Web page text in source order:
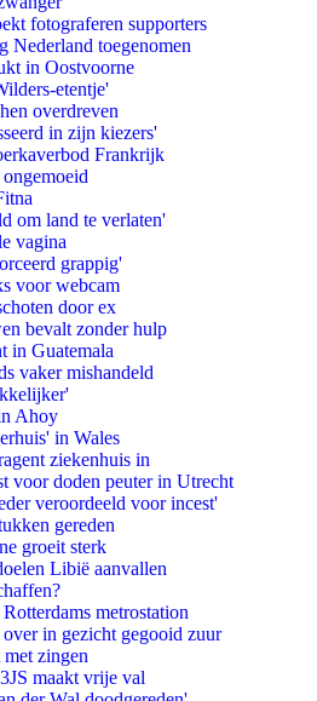
fotograferen supporters
Nederland toegenomen
in Oostvoorne
etentje'
overdreven
in zijn kiezers'
Frankrijk
om land te verlaten'
vagina
grappig'
voor webcam
door ex
bevalt zonder hulp
in Guatemala
vaker mishandeld
Ahoy
in Wales
ziekenhuis in
voor doden peuter in Utrecht
veroordeeld voor incest'
gereden
groeit sterk
Libië aanvallen
metrostation
in gezicht gegooid zuur
zingen
maakt vrije val